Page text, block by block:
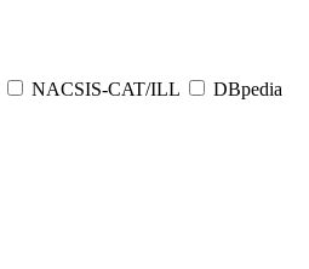
NACSIS-CAT/ILL
DBpedia